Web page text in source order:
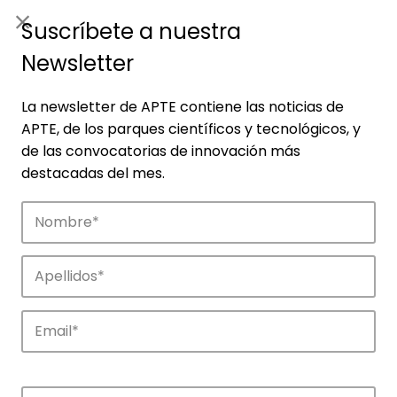
Empresas
Descubre las empresas que impulsan la
innovación en los parques de APTE.
Suscríbete a nuestra
Newsletter
La newsletter de APTE contiene las noticias de
APTE, de los parques científicos y tecnológicos, y
de las convocatorias de innovación más
destacadas del mes.